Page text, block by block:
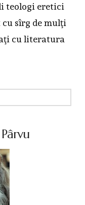
teologi eretici
sîrg de mulţi
cu literatura